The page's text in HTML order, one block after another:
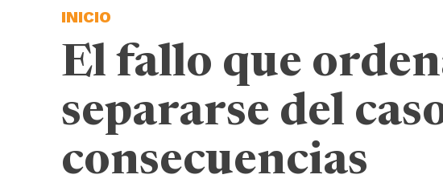
INICIO
El fallo que
separarse del
consecuencias